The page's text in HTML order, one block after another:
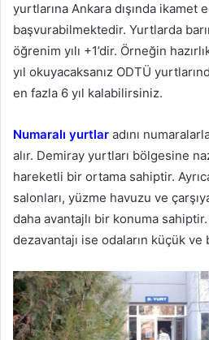
yurtlarına Ankara dışında ikamet
başvurabilmektedir. Yurtlarda
öğrenim yılı +1’dir. Örneğin
yıl okuyacaksanız ODTÜ
en fazla 6 yıl kalabilirsiniz.
Numaralı yurtlar adını
alır. Demiray yurtları bölgesine
hareketli bir ortama sahiptir.
salonları, yüzme havuzu ve
daha avantajlı bir konuma
dezavantajı ise odaların küçük ve